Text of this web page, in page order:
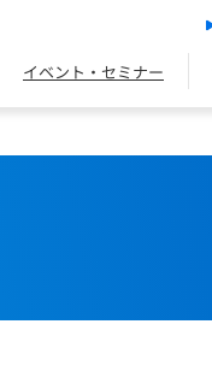
イベント・セミナー